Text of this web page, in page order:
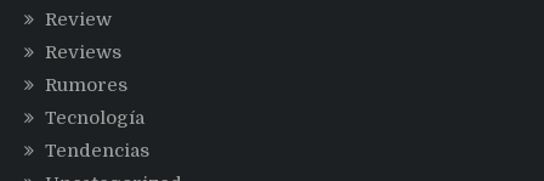
Review
Reviews
Rumores
Tecnología
Tendencias